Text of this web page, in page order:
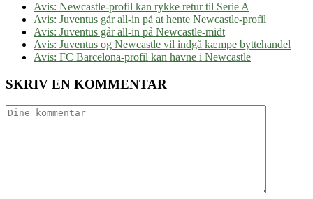
Avis: Newcastle-profil kan rykke retur til Serie A
Avis: Juventus går all-in på at hente Newcastle-profil
Avis: Juventus går all-in på Newcastle-midt
Avis: Juventus og Newcastle vil indgå kæmpe byttehandel
Avis: FC Barcelona-profil kan havne i Newcastle
SKRIV EN KOMMENTAR